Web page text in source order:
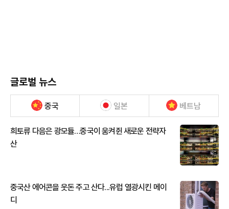
글로벌 뉴스
중국 일본 베트남
희토류 다음은 광모듈…중국이 움켜쥔 새로운 전략자
산
중국산 에어콘을 웃돈 주고 산다...유럽 열광시킨 메이
디